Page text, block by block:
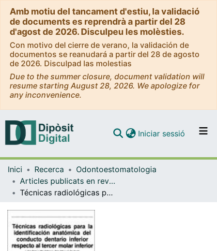
Amb motiu del tancament d'estiu, la validació
de documents es reprendrà a partir del 28
d'agost de 2026. Disculpeu les molèsties.
Con motivo del cierre de verano, la validación de
documentos se reanudará a partir del 28 de agosto
de 2026. Disculpad las molestias
Due to the summer closure, document validation will
resume starting August 28, 2026. We apologize for
any inconvenience.
Navega per tot el DD
Iniciar sessió (current)
Inici Recerca
Odontoestomatologia
Articles publicats en revistes (Odontoestomatologia)
Técnicas radiológicas para la identificación anatómica del conducto dentario inferior respecto al tercer molar inferior